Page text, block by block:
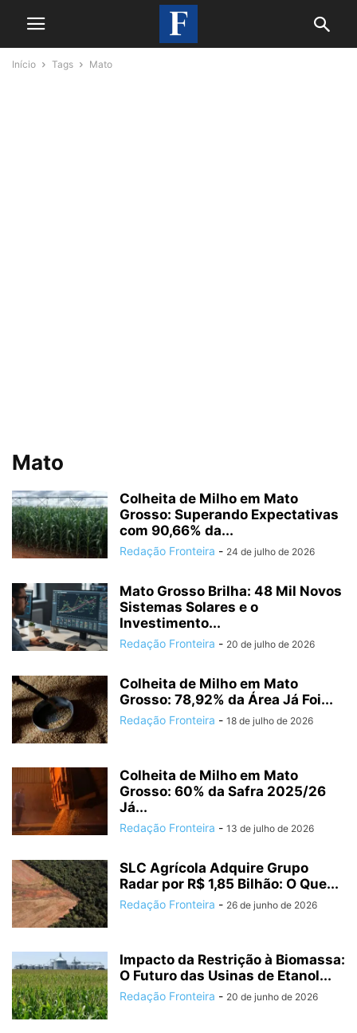
Início Tags Mato
Mato
Colheita de Milho em Mato
Grosso: Superando Expectativas
com 90,66% da...
Redação Fronteira - 24 de julho de 2026
Mato Grosso Brilha: 48 Mil Novos
Sistemas Solares e o
Investimento...
Redação Fronteira - 20 de julho de 2026
Colheita de Milho em Mato
Grosso: 78,92% da Área Já Foi...
Redação Fronteira - 18 de julho de 2026
Colheita de Milho em Mato
Grosso: 60% da Safra 2025/26
Já...
Redação Fronteira - 13 de julho de 2026
SLC Agrícola Adquire Grupo
Radar por R$ 1,85 Bilhão: O Que...
Redação Fronteira - 26 de junho de 2026
Impacto da Restrição à Biomassa:
O Futuro das Usinas de Etanol...
Redação Fronteira - 20 de junho de 2026